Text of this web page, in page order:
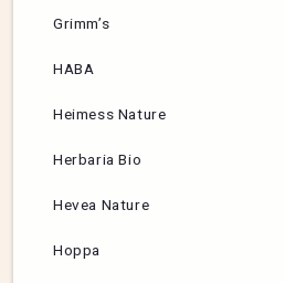
Grimm’s
HABA
Heimess Nature
Herbaria Bio
Hevea Nature
Hoppa